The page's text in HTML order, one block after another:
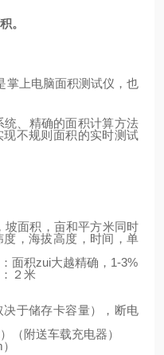
。
掌上电脑面积测试仪，也
统、精确的面积计算方法
不规则面积的实时测试
坡面积，亩和平方米同时
，海拔高度，时间，单
面积zui大越精确， 1-3%
２米
于储存卡容量），断电
（附送车载充电器）
）